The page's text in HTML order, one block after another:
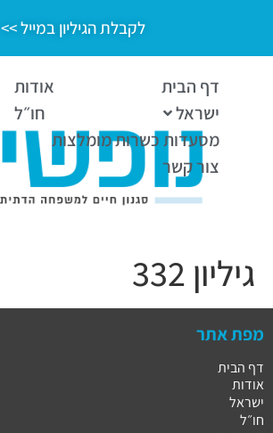
לקבלת הגיליון במייל >>
דף הבית
אודות
ישראל
חו״ל
מסעדות כשרות מומלצות
צור קשר
גיליון 332
מפת אתר
דף הבית
אודות
ישראל
חו״ל